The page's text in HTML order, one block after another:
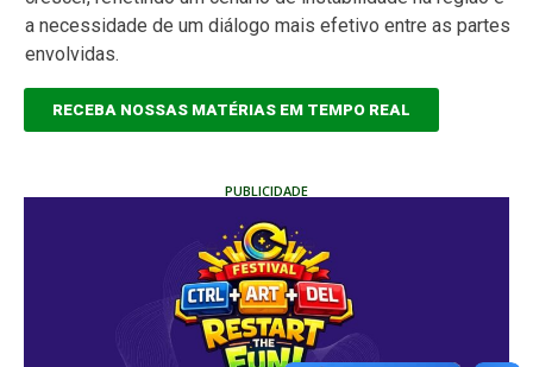
a necessidade de um diálogo mais efetivo entre as partes
envolvidas.
RECEBA NOSSAS MATÉRIAS EM TEMPO REAL
PUBLICIDADE